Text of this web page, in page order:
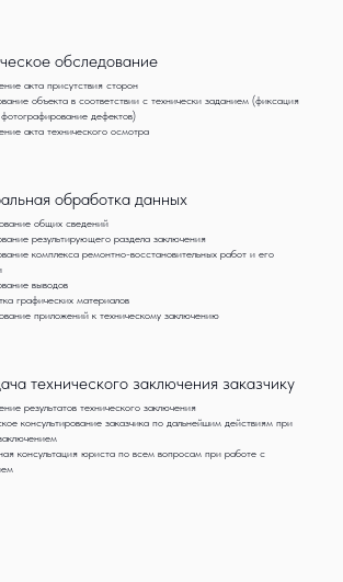
обследование
акта присутствия сторон
объекта в соответствии с технически заданием (фиксация
фотографирование дефектов)
акта технического осмотра
обработка данных
общих сведений
результирующего раздела заключения
комплекса ремонтно-восстановительных работ и его
выводов
графических материалов
приложений к техническому заключению
технического заключения заказчику
результатов технического заключения
консультирование заказчика по дальнейшим действиям при
консультация юриста по всем вопросам при работе с